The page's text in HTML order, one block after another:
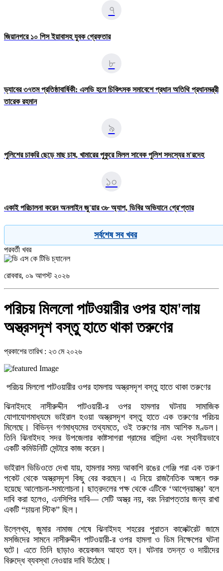
৭
জিয়ানগরে ১০ পিস ইয়াবাসহ যুবক গ্রেফতার
৮
ড্যাবের ৩৭তম প্রতিষ্ঠাবার্ষিকী: এলডি হলে চিকিৎসক সমাবেশে প্রধান অতিথি প্রধানমন্ত্রী
তারেক রহমান
৯
পুলিশের চাকরি ছেড়ে মাছ চাষ, খামারের পুকুরে মিলল সাবেক পুলিশ সদস্যের ম'রদেহ
১০
একাই পরিচালনা করেন অনলাইন জু'য়ার ৩৮ অ্যাপ, ডিবির অভিযানে গ্রে'প্তার
সর্বশেষ সব খবর
পরবর্তী খবর
রোববার, ০৯ আগস্ট ২০২৬
পরিচয় মিললো পাটওয়ারীর ওপর হাম'লায়
অস্ত্রসদৃশ বস্তু হাতে থাকা তরুণের
প্রকাশের তারিখ : ২৩ মে ২০২৬
পরিচয় মিললো পাটওয়ারীর ওপর হামলায় অস্ত্রসদৃশ বস্তু হাতে থাকা তরুণের
ঝিনাইদহে নাসীরুদ্দীন পাটওয়ারী-র ওপর হামলার ঘটনায় সামাজিক
যোগাযোগমাধ্যমে ভাইরাল হওয়া অস্ত্রসদৃশ বস্তু হাতে এক তরুণের পরিচয়
মিলেছে। বিভিন্ন গণমাধ্যমের তথ্যমতে, ওই তরুণের নাম আশিক মণ্ডল।
তিনি ঝিনাইদহ সদর উপজেলার কাষ্টসাগরা গ্রামের বাসিন্দা এবং স্থানীয়ভাবে
একটি কমিউনিটি সেন্টারে কাজ করেন।
ভাইরাল ভিডিওতে দেখা যায়, হামলার সময় আকাশি রঙের গেঞ্জি পরা এক তরুণ
পকেট থেকে অস্ত্রসদৃশ কিছু বের করছেন। এ নিয়ে রাজনৈতিক অঙ্গনে শুরু
হয়েছে আলোচনা-সমালোচনা। ছাত্রদলের পক্ষ থেকে এটিকে ‘আগ্নেয়াস্ত্র’ বলে
দাবি করা হলেও, এনসিপির দাবি— সেটি অস্ত্র নয়, বরং নিরাপত্তার জন্য রাখা
একটি “চায়না স্টিক” ছিল।
উল্লেখ্য, জুমার নামাজ শেষে ঝিনাইদহ শহরের পুরাতন কালেক্টরেট জামে
মসজিদের সামনে নাসীরুদ্দীন পাটওয়ারী-র ওপর হামলা ও ডিম নিক্ষেপের ঘটনা
ঘটে। এতে তিনি ছাড়াও কয়েকজন আহত হন। ঘটনার তদন্ত ও দায়ীদের
বিরুদ্ধে ব্যবস্থা নেওয়ার দাবি উঠেছে।